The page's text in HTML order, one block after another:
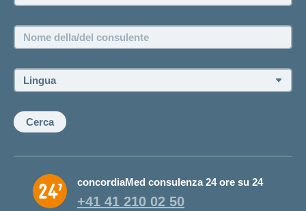
Nome
della/del
Lingua:
Cerca
concordiaMed consulenza 24 ore su 24
+41 41 210 02 50